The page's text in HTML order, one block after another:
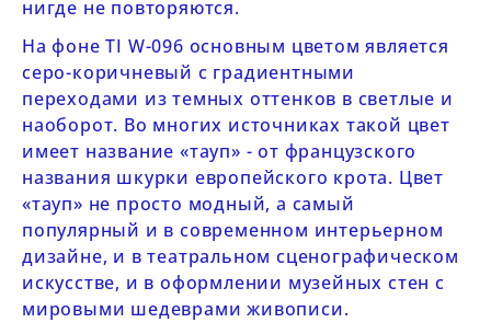
нигде не повторяются.
На фонеTI W-096 основным цветом является
серо-коричневый с градиентными
переходами из темных оттенков в светлые и
наоборот. Во многих источниках такой цвет
имеет название «тауп» - от французского
названия шкурки европейского крота. Цвет
«тауп» не просто модный, а самый
популярный и в современном интерьерном
дизайне, и в театральном сценографическом
искусстве, и в оформлении музейных стен с
мировыми шедеврами живописи.